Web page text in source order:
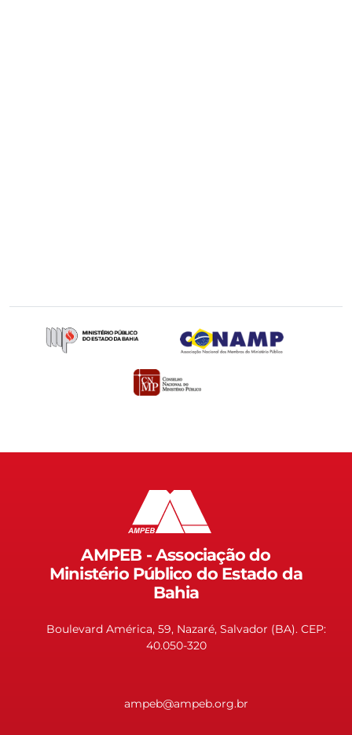
AMPEB - Associação do
Ministério Público do Estado da
Bahia
Boulevard América, 59, Nazaré, Salvador (BA). CEP:
40.050-320
ampeb@ampeb.org.br